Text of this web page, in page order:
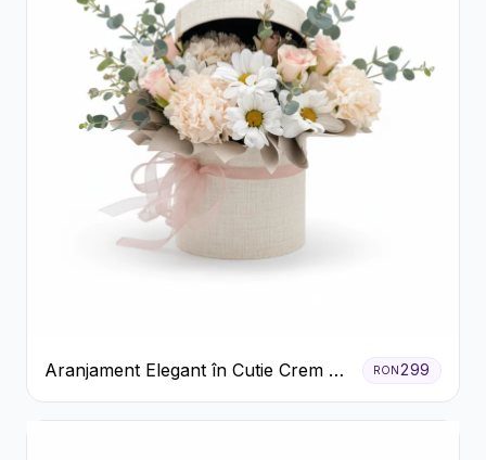
Aranjament Elegant în Cutie Crem cu
Crizanteme și Trandafiri
RON299